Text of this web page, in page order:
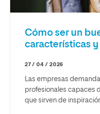
Cómo ser un
características
27 / 04 / 2026
Las empresas
profesionales capaces
que sirven de